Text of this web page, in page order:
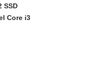
SSD
Core i3